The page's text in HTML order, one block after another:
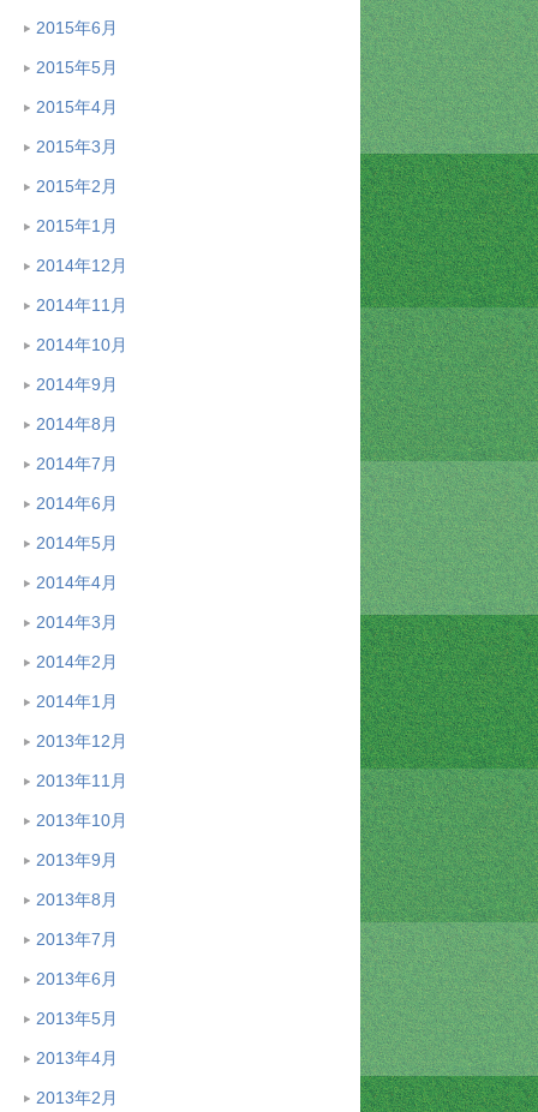
2015年6月
2015年5月
2015年4月
2015年3月
2015年2月
2015年1月
2014年12月
2014年11月
2014年10月
2014年9月
2014年8月
2014年7月
2014年6月
2014年5月
2014年4月
2014年3月
2014年2月
2014年1月
2013年12月
2013年11月
2013年10月
2013年9月
2013年8月
2013年7月
2013年6月
2013年5月
2013年4月
2013年2月